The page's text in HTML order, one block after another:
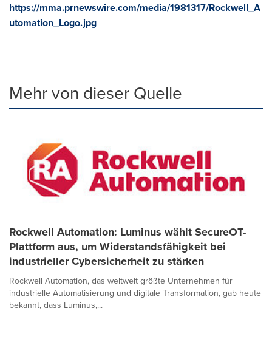
https://mma.prnewswire.com/media/1981317/Rockwell_A
utomation_Logo.jpg
Mehr von dieser Quelle
Rockwell Automation: Luminus wählt SecureOT-
Plattform aus, um Widerstandsfähigkeit bei
industrieller Cybersicherheit zu stärken
Rockwell Automation, das weltweit größte Unternehmen für
industrielle Automatisierung und digitale Transformation, gab heute
bekannt, dass Luminus,...